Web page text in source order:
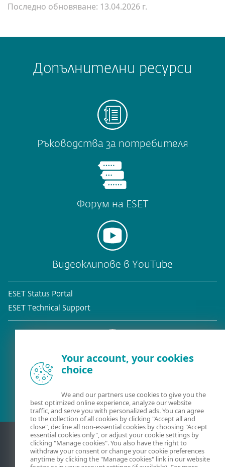
Последно обновяване: 13.04.2026 г.
Допълнителни ресурси
Ръководства за потребителя
Форум на ESET
Видеоклипове в YouTube
ESET Status Portal
ESET Technical Support
Съществуващ клиент?
Your account, your cookies
choice
We and our partners use cookies to give you the
best optimized online experience, analyze our website
traffic, and serve you with personalized ads. You can agree
to the collection of all cookies by clicking "Accept all and
close", decline all non-essential cookies by choosing "Accept
essential cookies only", or adjust your cookie settings by
clicking "Manage cookies". You also have the right to
withdraw your consent or change your cookie preferences
anytime by clicking the "Manage cookies" link in our website